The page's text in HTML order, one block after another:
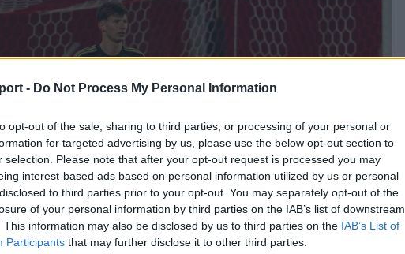
- Do Not Process My Personal Information
opt-out of the sale, sharing to third parties, or processing of your personal or
for targeted advertising by us, please use the below opt-out section to
selection. Please note that after your opt-out request is processed you may
interest-based ads based on personal information utilized by us or personal
to third parties prior to your opt-out. You may separately opt-out of the
of your personal information by third parties on the IAB’s list of downstream
This information may also be disclosed by us to third parties on the IAB’s List of
Participants that may further disclose it to other third parties.